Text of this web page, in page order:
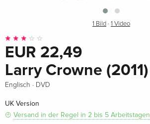
1 Bild · 1 Video
EUR 22,49
Larry Crowne (2011)
Englisch · DVD
UK Version
Versand in der Regel in 2 bis 5 Arbeitstagen